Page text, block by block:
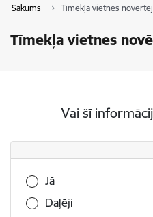
Sākums Tīmekļa vietnes
Tīmekļa vietnes
Vai šī
Vai šī informācija bija
Jā
Daļēji